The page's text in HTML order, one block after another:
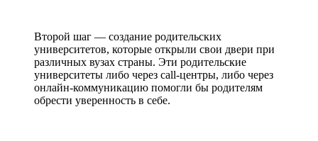
Второй шаг — создание родительских
университетов, которые открыли свои двери при
различных вузах страны. Эти родительские
университеты либо через call-центры, либо через
онлайн-коммуникацию помогли бы родителям
обрести уверенность в себе.